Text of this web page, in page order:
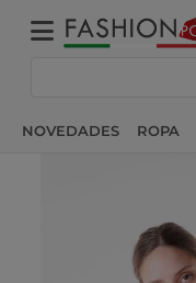
NOVEDADES ROPA